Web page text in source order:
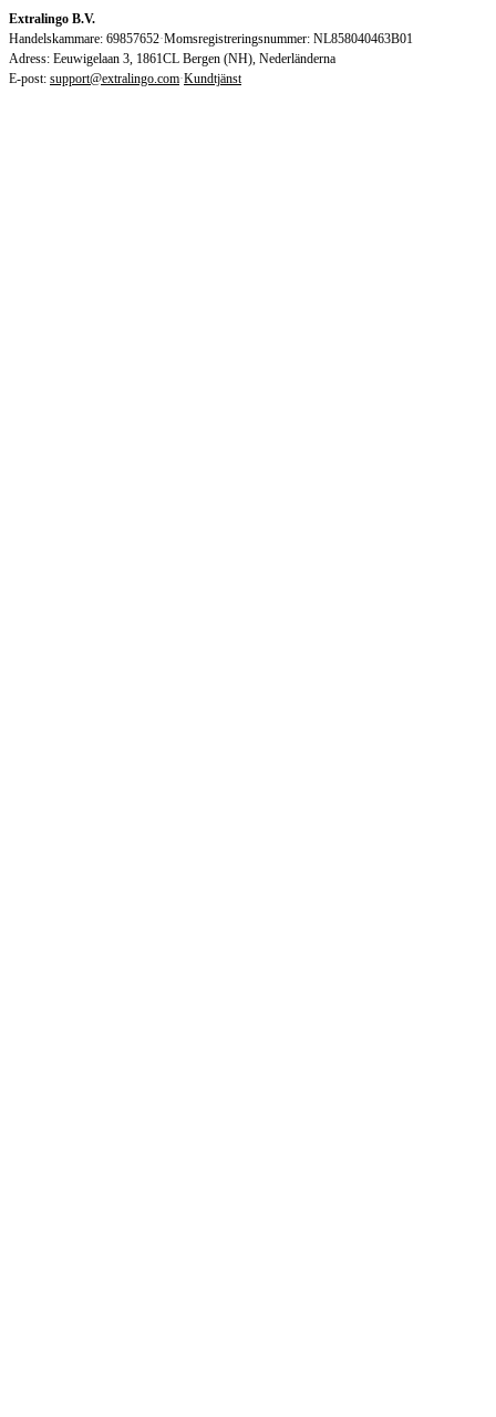
Extralingo B.V.
Handelskammare: 69857652·Momsregistreringsnummer: NL858040463B01
Adress: Eeuwigelaan 3, 1861CL Bergen (NH), Nederländerna
E-post: support@extralingo.com·Kundtjänst